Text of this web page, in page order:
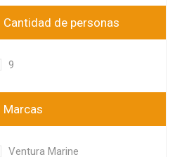
Cantidad de personas
9
Marcas
Ventura Marine